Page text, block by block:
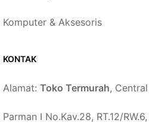
Komputer & Aksesoris
KONTAK
Alamat: Toko Termurah,
Parman I No.Kav.28, RT.12/